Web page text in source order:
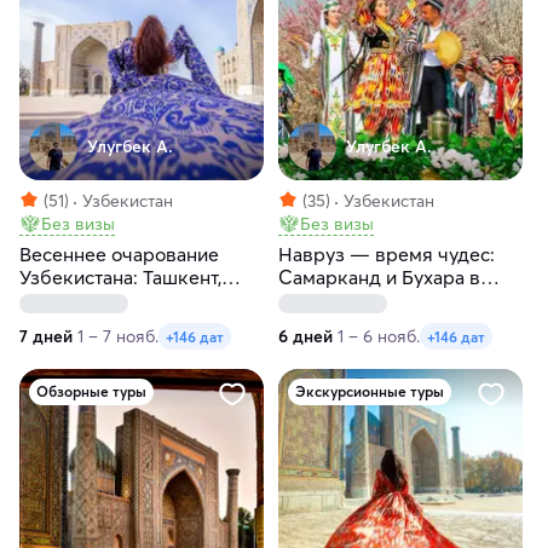
Улугбек А.
(51)
Узбекистан
Без визы
Весеннее очарование
Узбекистана: Ташкент,
Бухара и Самарканд за 7
7 дней 1 – 7 нояб. +146 дат
Улугбек А.
(35)
Узбекистан
Без визы
Навруз — время чудес:
Самарканд и Бухара в
цвету за 6 дней
6 дней 1 – 6 нояб. +146 дат
Обзорные туры Экскурсионные туры